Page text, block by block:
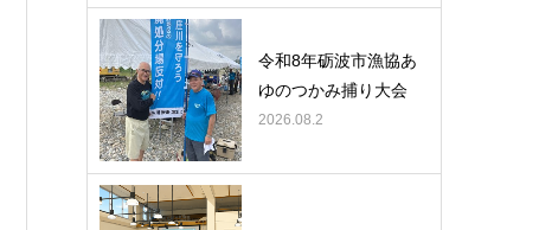
令和8年砺波市漁協あ
ゆのつかみ捕り大会
2026.08.2